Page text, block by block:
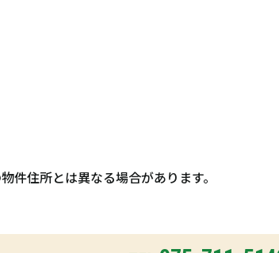
住所とは異なる場合があります。